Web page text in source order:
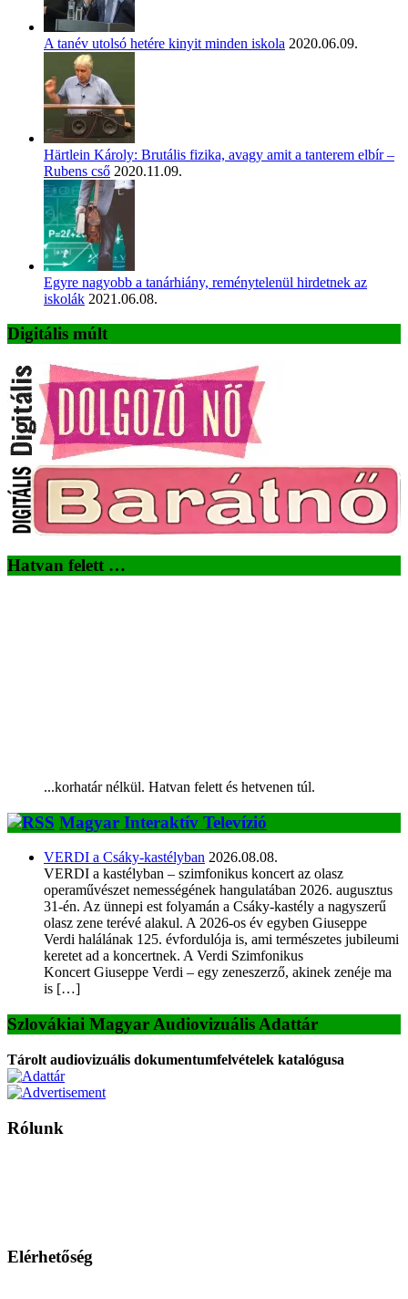
A tanév utolsó hetére kinyit minden iskola 2020.06.09.
Härtlein Károly: Brutális fizika, avagy amit a tanterem elbír –
Rubens cső 2020.11.09.
Egyre nagyobb a tanárhiány, reménytelenül hirdetnek az
iskolák 2021.06.08.
Digitális múlt
Hatvan felett …
...korhatár nélkül. Hatvan felett és hetvenen túl.
Magyar Interaktív Televízió
VERDI a Csáky-kastélyban 2026.08.08.
VERDI a kastélyban – szimfonikus koncert az olasz
operaművészet nemességének hangulatában 2026. augusztus
31-én. Az ünnepi est folyamán a Csáky-kastély a nagyszerű
olasz zene terévé alakul. A 2026-os év egyben Giuseppe
Verdi halálának 125. évfordulója is, ami természetes jubileumi
keretet ad a koncertnek. A Verdi Szimfonikus
Koncert Giuseppe Verdi – egy zeneszerző, akinek zenéje ma
is […]
Szlovákiai Magyar Audiovizuális Adattár
Tárolt audiovizuális dokumentumfelvételek katalógusa
Rólunk
Elérhetőség